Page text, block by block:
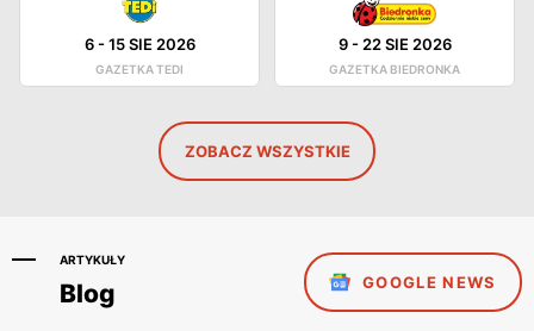
6-15 SIE 2026
GAZETKA TEDI
9- 22 SIE 2026
GAZETKA BIEDRONKA
ZOBACZ WSZYSTKIE
ARTYKUŁY
Blog GOOGLE NEWS